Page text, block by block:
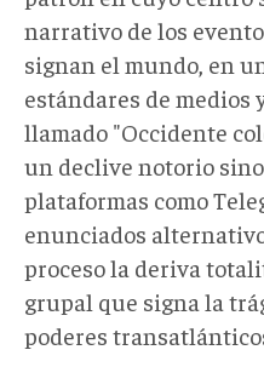
narrativo de los
signan el mundo, en
estándares de medios
llamado "Occidente
un declive notorio
plataformas como
enunciados
proceso la deriva
grupal que signa la
poderes